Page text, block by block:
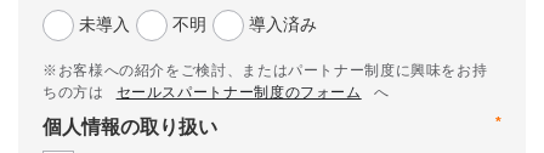
未導入
不明 導入済み
※お客様への紹介をご検討、またはパートナー制度に興味をお持
ちの方は
セールスパートナー制度のフォーム
へ
*
個人情報の取り扱い